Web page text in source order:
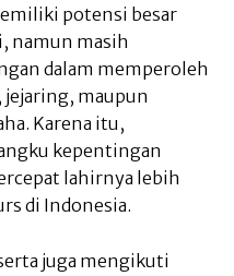
potensi besar
namun masih
dalam memperoleh
jejaring, maupun
Karena itu,
kepentingan
lahirnya lebih
di Indonesia.
juga mengikuti